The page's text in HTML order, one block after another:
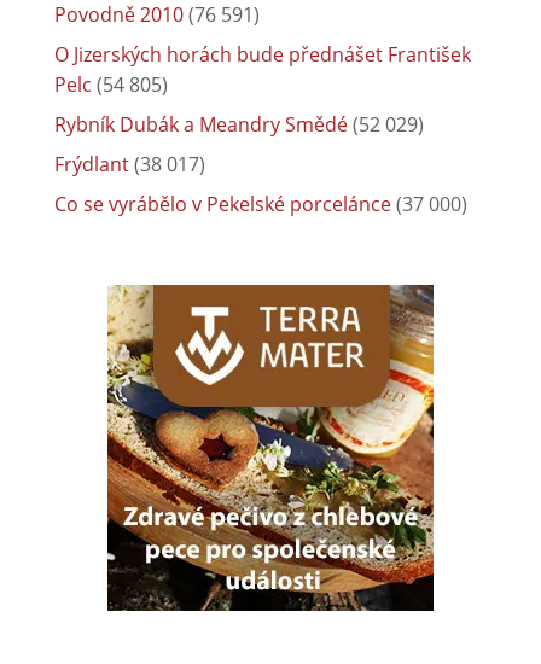
Povodně 2010(76 591)
O Jizerských horách bude přednášet František
Pelc (54 805)
Rybník Dubák a Meandry Smědé(52 029)
Frýdlant(38 017)
Co se vyrábělo v Pekelské porcelánce(37 000)